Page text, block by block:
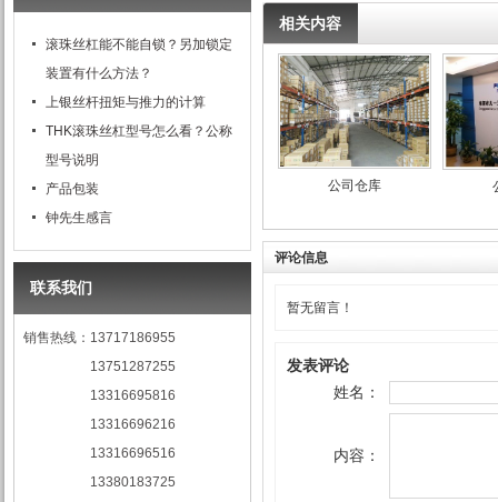
滚珠丝杠能不能自锁？另加锁定
装置有什么方法？
上银丝杆扭矩与推力的计算
THK滚珠丝杠型号怎么看？公称
型号说明
产品包装
钟先生感言
联系我们
销售热线：13717186955
13751287255
13316695816
13316696216
13316696516
13380183725
相关内容
公司仓库
评论信息
暂无留言！
发表评论
姓名：
内容：